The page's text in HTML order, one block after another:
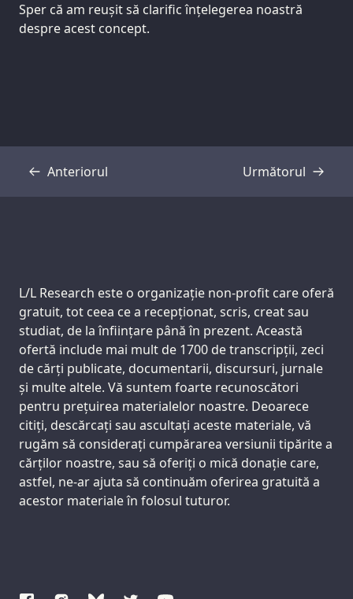
Sper că am reușit să clarific înțelegerea noastră
despre acest concept.
Anteriorul
Transcriere Următorul
Transcriere
Support us:
L/L Research este o organizație non-profit care oferă
gratuit, tot ceea ce a recepționat, scris, creat sau
studiat, de la înființare până în prezent. Această
ofertă include mai mult de 1700 de transcripții, zeci
de cărți publicate, documentarii, discursuri, jurnale
și multe altele. Vă suntem foarte recunoscători
pentru prețuirea materialelor noastre. Deoarece
citiți, descărcați sau ascultați aceste materiale, vă
rugăm să considerați cumpărarea versiunii tipărite a
cărților noastre, sau să oferiți o mică donație care,
astfel, ne-ar ajuta să continuăm oferirea gratuită a
acestor materiale în folosul tuturor.